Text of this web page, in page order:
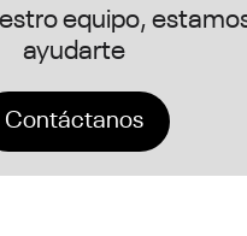
equipo,
ayudarte
Contáctanos